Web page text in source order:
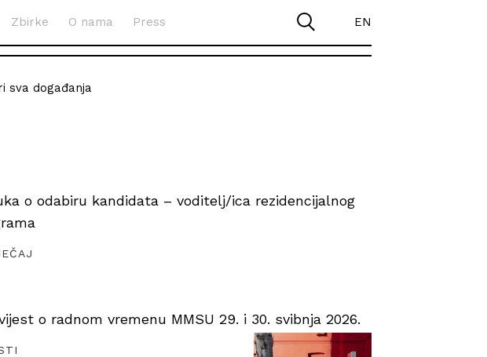
Zbirke O nama Press EN
sva događanja
o odabiru kandidata – voditelj/ica rezidencijalnog
o radnom vremenu MMSU 29. i 30. svibnja 2026.